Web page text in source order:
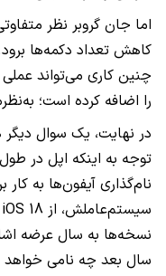
اما جان گروبر نظر
کاهش تعداد دکمه‌ها
چنین کاری می‌تواند
را اضافه کرده است؛
در نهایت، یک سوال
توجه به اینکه اپل در
نام‌گذاری آیفون‌ها به کار
نسخه‌ها به سال عرضه
سال بعد چه نامی خواهد